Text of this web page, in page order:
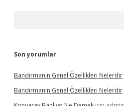
Son yorumlar
Bandırmanın Genel Özellikleri Nelerdir
Bandırmanın Genel Özellikleri Nelerdir